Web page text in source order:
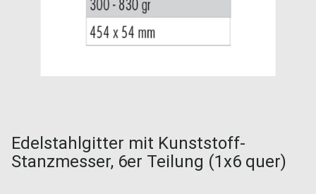
Edelstahlgitter mit Kunststoff-
Stanzmesser, 6er Teilung (1x6 quer)